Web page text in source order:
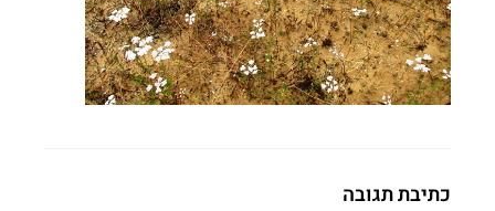
כתיבת תגובה